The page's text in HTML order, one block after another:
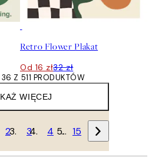
Retro Flower Plakat
Od 16 zł32 zł
WIĘCEJ
Z 511 PRODUKTÓW
2 3 4 … 15